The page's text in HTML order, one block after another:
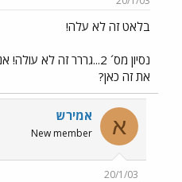
בלאט זה לא עלה!
נסיון מס´ 2...גררר זה לא
את זה כאן?
א אמירש
New member
20/1/03